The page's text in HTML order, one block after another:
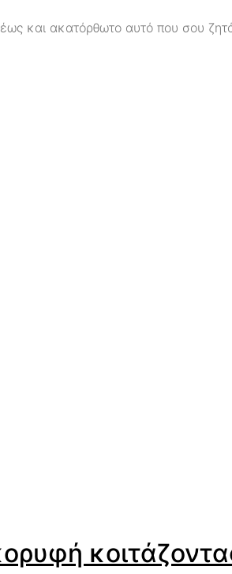
και ακατόρθωτο αυτό που σου